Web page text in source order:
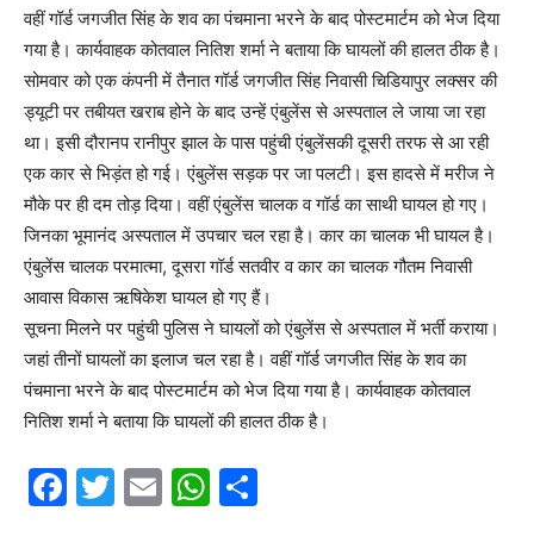
वहीं गॉर्ड जगजीत सिंह के शव का पंचमाना भरने के बाद पोस्टमार्टम को भेज दिया
गया है। कार्यवाहक कोतवाल नितिश शर्मा ने बताया कि घायलों की हालत ठीक है।
सोमवार को एक कंपनी में तैनात गॉर्ड जगजीत सिंह निवासी चिडियापुर लक्सर की
ड्यूटी पर तबीयत खराब होने के बाद उन्हें एंबुलेंस से अस्पताल ले जाया जा रहा
था। इसी दौरानप रानीपुर झाल के पास पहुंची एंबुलेंसकी दूसरी तरफ से आ रही
एक कार से भिड़ंत हो गई। एंबुलेंस सड़क पर जा पलटी। इस हादसे में मरीज ने
मौके पर ही दम तोड़ दिया। वहीं एंबुलेंस चालक व गॉर्ड का साथी घायल हो गए।
जिनका भूमानंद अस्पताल में उपचार चल रहा है। कार का चालक भी घायल है।
एंबुलेंस चालक परमात्मा, दूसरा गॉर्ड सतवीर व कार का चालक गौतम निवासी
आवास विकास ऋषिकेश घायल हो गए हैं।
सूचना मिलने पर पहुंची पुलिस ने घायलों को एंबुलेंस से अस्पताल में भर्ती कराया।
जहां तीनों घायलों का इलाज चल रहा है। वहीं गॉर्ड जगजीत सिंह के शव का
पंचमाना भरने के बाद पोस्टमार्टम को भेज दिया गया है। कार्यवाहक कोतवाल
नितिश शर्मा ने बताया कि घायलों की हालत ठीक है।
F
T
E
W